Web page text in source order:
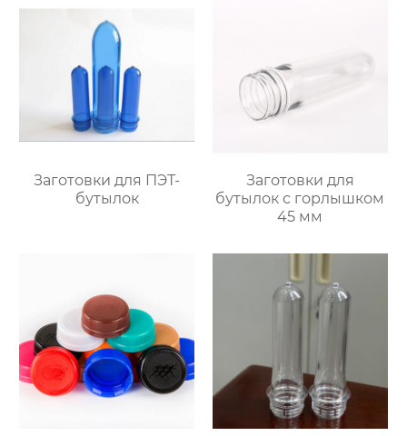
Заготовки для ПЭТ-
бутылок
Заготовки для
бутылок с горлышком
45 мм